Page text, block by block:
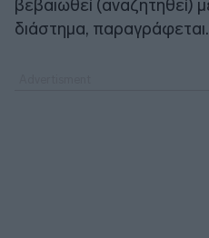
βεβαιωθεί (αναζητηθεί)
διάστημα, παραγράφεται.